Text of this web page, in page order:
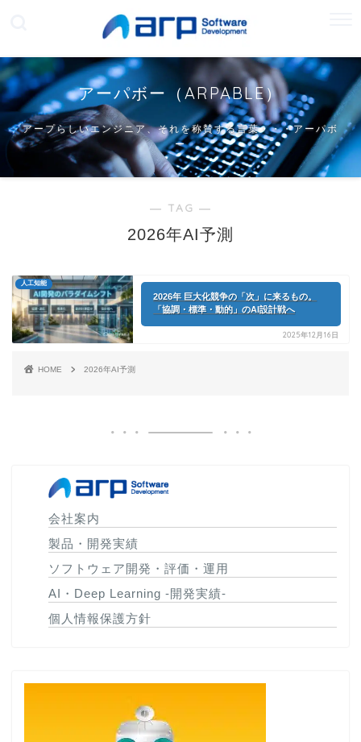
アーパボー（ARPABLE）
アープらしいエンジニア、それを称賛する言葉・・・アーパボ
ー
― TAG ―
2026年AI予測
人工知能
2026年 巨大化競争の「次」に来るもの。
「協調・標準・動的」のAI設計戦へ
2025年12月16日
HOME 2026年AI予測
会社案内
製品・開発実績
ソフトウェア開発・評価・運用
AI・Deep Learning -開発実績-
個人情報保護方針